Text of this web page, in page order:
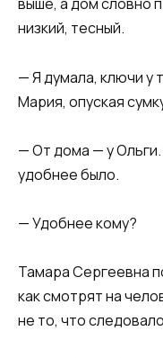
выше, а дом словно
низкий, тесный.
— Я думала, ключи у
Мария, опуская
— От дома — у
удобнее было.
— Удобнее кому?
Тамара Сергеевна
как смотрят на
не то, что